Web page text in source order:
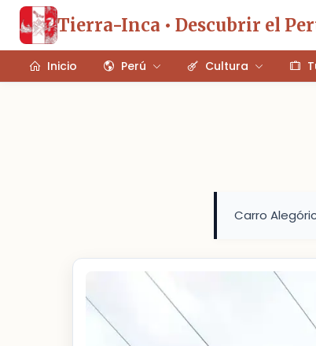
Tierra-Inca • Descubrir el
Inicio Perú Cultura
Carro